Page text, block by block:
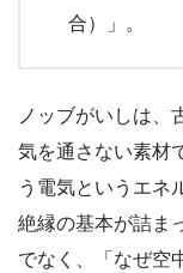
合）」。
ノッブがいしは、
気を通さない素材
う電気というエネ
絶縁の基本が詰ま
でなく、「なぜ空